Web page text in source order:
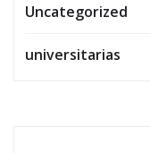
Uncategorized
universitarias